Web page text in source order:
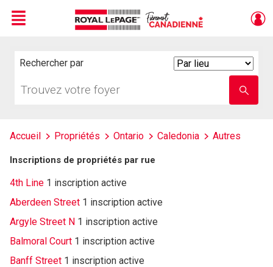
Menu
Rechercher par
votre
nom
Accueil Propriétés Ontario Caledonia Autres
Inscriptions de propriétés par rue
4th Line 1 inscription active
Aberdeen Street 1 inscription active
Argyle Street N 1 inscription active
Balmoral Court 1 inscription active
Banff Street 1 inscription active